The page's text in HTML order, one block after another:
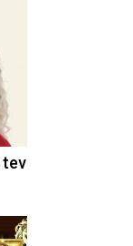
tev